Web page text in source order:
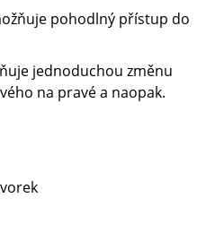
pohodlný přístup do
jednoduchou změnu
na pravé a naopak.